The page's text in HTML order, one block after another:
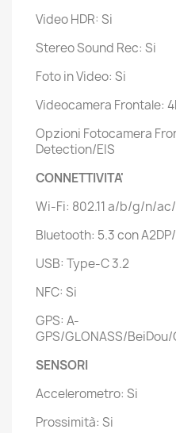
Video HDR: Si
Stereo Sound Rec: Si
Foto in Video: Si
Videocamera Frontale:
Opzioni Fotocamera
Detection/EIS
CONNETTIVITA'
Wi-Fi: 802.11 a/b/g/n/
Bluetooth: 5.3 con
USB: Type-C 3.2
NFC: Si
GPS: A-
GPS/GLONASS/
SENSORI
Accelerometro: Si
Prossimità: Si